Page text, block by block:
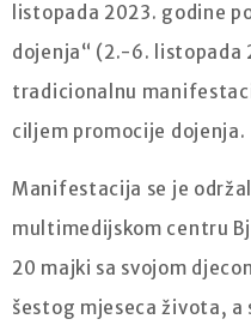
listopada 2023. godine
dojenja“ (2.-6. listopada
tradicionalnu
ciljem promocije dojenja.
Manifestacija se je
multimedijskom centru
20 majki sa svojom
šestog mjeseca života, a